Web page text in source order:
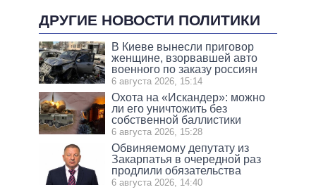
ДРУГИЕ НОВОСТИ ПОЛИТИКИ
В Киеве вынесли приговор
женщине, взорвавшей авто
военного по заказу россиян
6 августа 2026, 15:14
Охота на «Искандер»: можно
ли его уничтожить без
собственной баллистики
6 августа 2026, 15:28
Обвиняемому депутату из
Закарпатья в очередной раз
продлили обязательства
6 августа 2026, 14:40